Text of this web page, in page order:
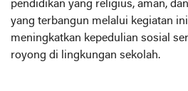
pendidikan yang religius, aman,
yang terbangun melalui kegiatan
meningkatkan kepedulian sosial
royong di lingkungan sekolah.